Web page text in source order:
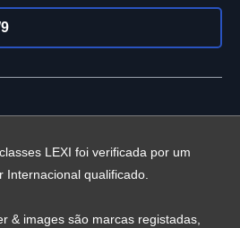
LEXI foi verificada por um
Internacional qualificado.
& images são marcas registadas,